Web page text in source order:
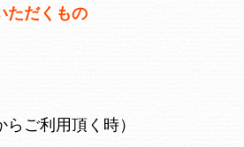
だくもの
利用頂く時）